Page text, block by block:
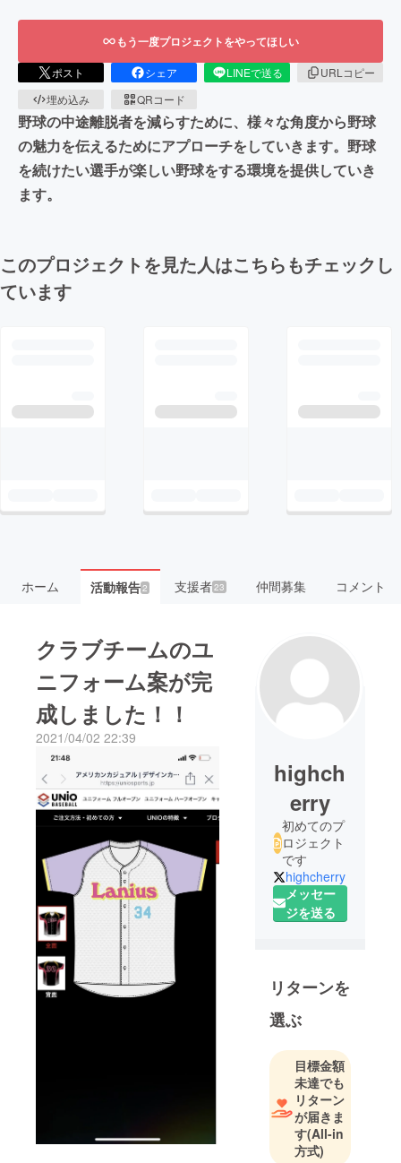
もう一度プロジェクトをやってほしい
ポスト シェア LINEで送る
URLコピー
埋め込み
QRコード
野球の中途離脱者を減らすために、様々な角度から野球
の魅力を伝えるためにアプローチをしていきます。野球
を続けたい選手が楽しい野球をする環境を提供していき
ます。
このプロジェクトを見た人はこちらもチェックし
ています
ホーム 活動報告2 支援者 23 仲間募集 コメント
クラブチームのユ
ニフォーム案が完
成しました！！
2021/04/02 22:39
highch
erry
初めてのプ
ロジェクト
です
highcherry
メッセー
ジを送る
リターンを
選ぶ
目標金額
未達でも
リターン
が届きま
す(All-in
方式)